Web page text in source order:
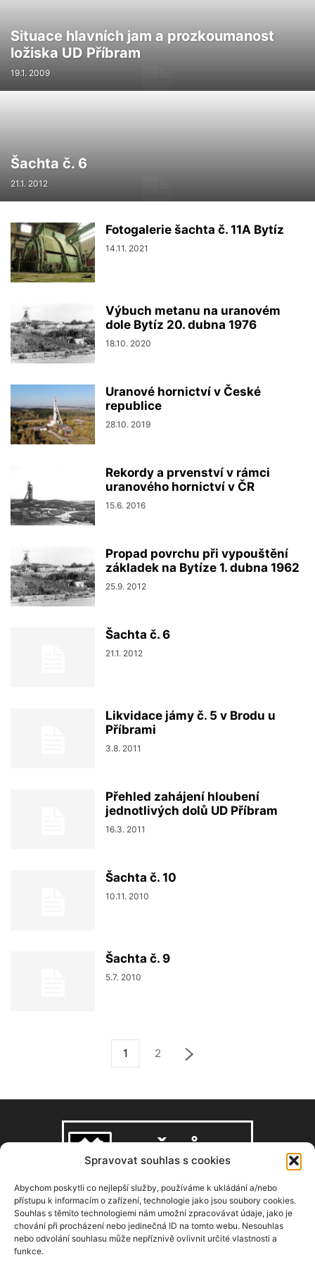
Spravovat souhlas s cookies
Abychom poskytli co nejlepší služby, používáme k ukládání a/nebo
přístupu k informacím o zařízení, technologie jako jsou soubory cookies.
Souhlas s těmito technologiemi nám umožní zpracovávat údaje, jako je
chování při procházení nebo jedinečná ID na tomto webu. Nesouhlas
nebo odvolání souhlasu může nepříznivě ovlivnit určité vlastnosti a
funkce.
Situace hlavních jam a prozkoumanost
ložiska UD Příbram
19.1. 2009
Šachta č. 6
21.1. 2012
Fotogalerie šachta č. 11A Bytíz
14.11. 2021
Výbuch metanu na uranovém
dole Bytíz 20. dubna 1976
18.10. 2020
Uranové hornictví v České
republice
28.10. 2019
Rekordy a prvenství v rámci
uranového hornictví v ČR
15.6. 2016
Propad povrchu při vypouštění
základek na Bytíze 1. dubna 1962
25.9. 2012
Šachta č. 6
21.1. 2012
Likvidace jámy č. 5 v Brodu u
Příbrami
3.8. 2011
Přehled zahájení hloubení
jednotlivých dolů UD Příbram
16.3. 2011
Šachta č. 10
10.11. 2010
Šachta č. 9
5.7. 2010
1 2
O NÁS